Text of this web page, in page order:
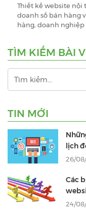
Thiết kế website nội
doanh số bán hàng
hàng, doanh
TÌM KIẾM BÀI
TIN MỚI
lịch
26/
Các
24/